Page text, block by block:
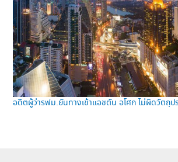
อดีตผู้ว่ารฟม.ยันทางเข้าแอชตัน อโศก ไม่ผิดวัตถุป